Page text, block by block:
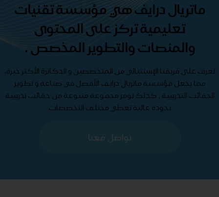
ماتريال درايف هي مؤسسة تقنيات
تعليمية تركز على المحتوى
والمنصات والتطوير المخصص .
تعرف على فريقنا الإستثنائي من المتخصصين و الدكاترة الأكثر خبرة،
مما يجعل مؤسسة ماتريال درايف الأفضل في صناعة و تطوير
الحقائب التدريبية , كذلك نوفر مجموعة متنوعة من حقائب تدريبية
بجودة عالية تغطي مختلف التخصصات
تواصل معنا